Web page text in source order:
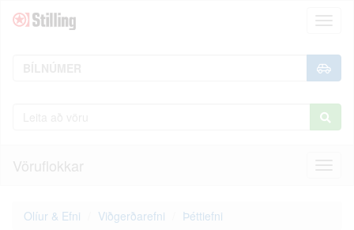
Vöruflokkar
Olíur & Efni Viðgerðarefni Þéttiefni